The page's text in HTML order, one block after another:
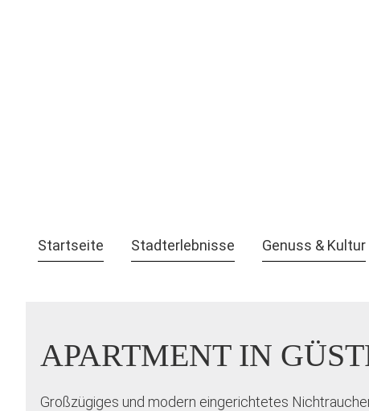
Startseite Stadterlebnisse Genuss & Kultur
APARTMENT IN
Großzügiges und modern eingerichtetes